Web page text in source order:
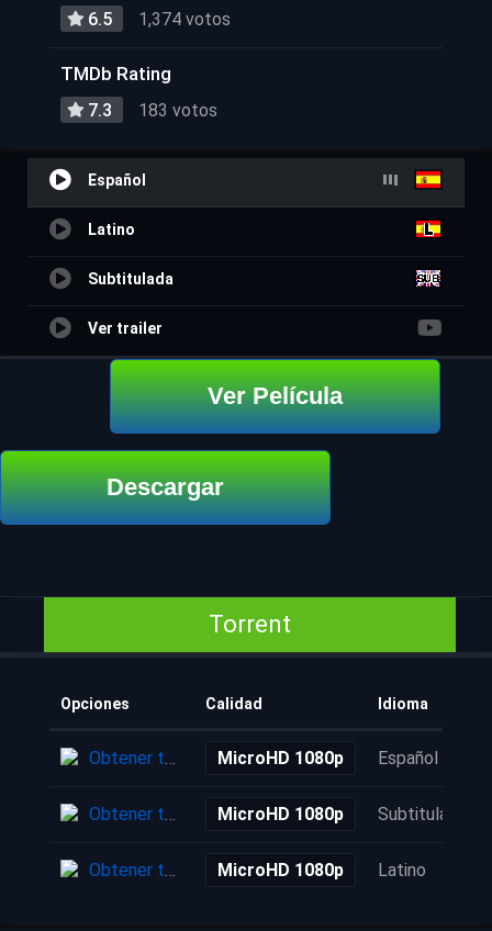
6.5 1,374 votos
TMDb Rating
7.3 183 votos
Español
Latino
Subtitulada
Ver trailer
Ver Película
Descargar
Torrent
Opciones Calidad Idioma
Obtener torrent MicroHD 1080p Español
Obtener torrent MicroHD 1080p Subtitulada
Obtener torrent MicroHD 1080p Latino